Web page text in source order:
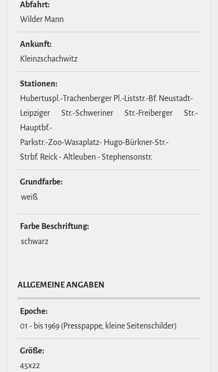
Abfahrt:
Wilder Mann
Ankunft:
Kleinzschachwitz
Stationen:
Hubertuspl.-Trachenberger Pl.-Liststr.-Bf. Neustadt-
Leipziger Str.-Schweriner Str.-Freiberger Str.-
Hauptbf.-
Parkstr.-Zoo-Wasaplatz- Hugo-Bürkner-Str.-
Strbf. Reick - Altleuben - Stephensonstr.
Grund­farbe:
weiß
Farbe Beschrif­tung:
schwarz
ALL­GE­MEINE ANGABEN
Epoche:
01 - bis 1969 (Presspappe, kleine Seitenschilder)
Größe:
45x22